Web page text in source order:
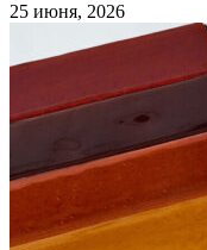
25 июня, 2026